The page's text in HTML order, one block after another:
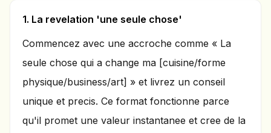
1. La revelation 'une seule chose'
Commencez avec une accroche comme « La
seule chose qui a change ma [cuisine/forme
physique/business/art] » et livrez un conseil
unique et precis. Ce format fonctionne parce
qu'il promet une valeur instantanee et cree de la